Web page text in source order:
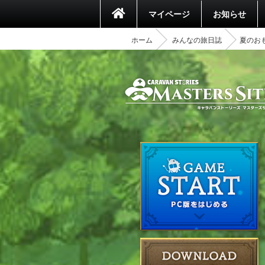
マイページ お知らせ
ホーム みんなの旅日誌 夏のお